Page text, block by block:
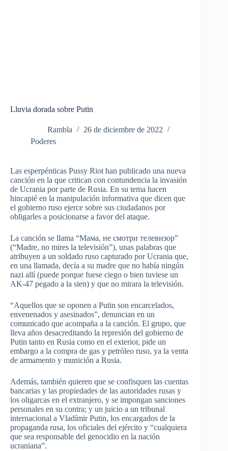
Lluvia dorada sobre Putin
Rambla
26 de diciembre de 2022
Poderes
Las esperpénticas Pussy Riot han publicado una nueva
canción en la que critican con contundencia la invasión
de Ucrania por parte de Rusia. En su tema hacen
hincapié en la manipulación informativa que dicen que
el gobierno ruso ejerce sobre sus ciudadanos por
obligarles a posicionarse a favor del ataque.
La canción se llama “Мама, не смотри телевизор”
(“Madre, no mires la televisión”), unas palabras que
atribuyen a un soldado ruso capturado por Ucrania que,
en una llamada, decía a su madre que no había ningún
nazi allí (puede porque fuese ciego o bien tuviese un
AK-47 pegado a la sien) y que no mirara la televisión.
“Aquellos que se oponen a Putin son encarcelados,
envenenados y asesinados”, denuncian en un
comunicado que acompaña a la canción. El grupo, que
lleva años desacreditando la represión del gobierno de
Putin tanto en Rusia como en el exterior, pide un
embargo a la compra de gas y petróleo ruso, ya la venta
de armamento y munición a Rusia.
Además, también quieren que se confisquen las cuentas
bancarias y las propiedades de las autoridades rusas y
los oligarcas en el extranjero, y se impongan sanciones
personales en su contra; y un juicio a un tribunal
internacional a Vladímir Putin, los encargados de la
propaganda rusa, los oficiales del ejército y “cualquiera
que sea responsable del genocidio en la nación
ucraniana”.